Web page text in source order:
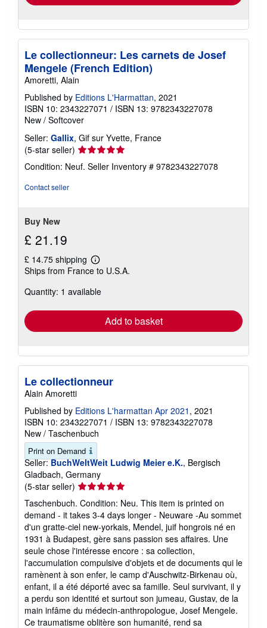
Le collectionneur: Les carnets de Josef
Mengele (French Edition)
Amoretti, Alain
Published by Editions L'Harmattan, 2021
ISBN 10: 2343227071 / ISBN 13: 9782343227078
New / Softcover
Seller: Gallix, Gif sur Yvette, France
(5-star seller) Seller
rating
5
Condition: Neuf. Seller Inventory # 9782343227078
Contact seller
Buy New
£ 21.19
£ 14.75 shipping
Learn
more
shipping
Ships from France to U.S.A.
Quantity: 1 available
Add to basket
Le collectionneur
Alain Amoretti
Published by Editions L'harmattan Apr 2021 , 2021
ISBN 10: 2343227071 / ISBN 13: 9782343227078
New / Taschenbuch
Print on Demand
Seller: BuchWeltWeit Ludwig Meier e.K., Bergisch
Gladbach, Germany
(5-star seller) Seller
rating
5
out
of
5
stars
Taschenbuch. Condition: Neu. This item is printed on
demand - it takes 3-4 days longer - Neuware -Au sommet
d'un gratte-ciel new-yorkais, Mendel, juif hongrois né en
1931 à Budapest, gère sans passion ses affaires. Une
seule chose l'intéresse encore : sa collection,
l'accumulation compulsive d'objets et de documents qui le
ramènent à son enfer, le camp d'Auschwitz-Birkenau où,
enfant, il a été déporté avec sa famille. Seul survivant, il y
a perdu son identité et surtout son jumeau, Gustav, de la
main infâme du médecin-anthropologue, Josef Mengele.
Ce traumatisme oblitère son humanité, rend sa